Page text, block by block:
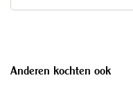
Anderen kochten ook